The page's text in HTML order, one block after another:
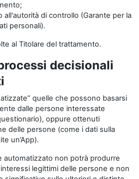
all'autorità di controllo (Garante per la
personali).
al Titolare del trattamento.
decisionali
quelle che possono basarsi
dalle persone interessate
oppure ottenuti
delle persone (come i dati sulla
un’App).
automatizzato non potrà produrre
legittimi delle persone e non